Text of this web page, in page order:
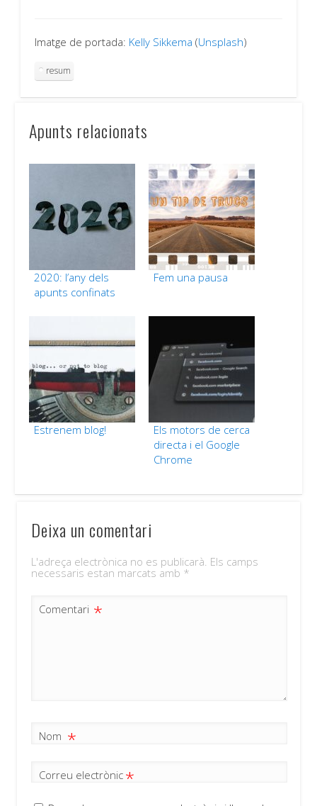
Imatge de portada: Kelly Sikkema (Unsplash)
resum
Apunts relacionats
2020: l’any dels
apunts confinats
Fem una pausa
Estrenem blog!
Els motors de cerca
directa i el Google
Chrome
Deixa un comentari
L'adreça electrònica no es publicarà. Els camps
necessaris estan marcats amb *
Comentari *
Nom *
Correu electrònic *